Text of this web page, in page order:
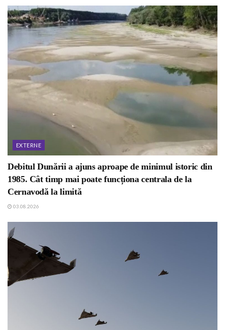
EXTERNE
Debitul Dunării a ajuns aproape de minimul istoric din
1985. Cât timp mai poate funcționa centrala de la
Cernavodă la limită
03.08.2026